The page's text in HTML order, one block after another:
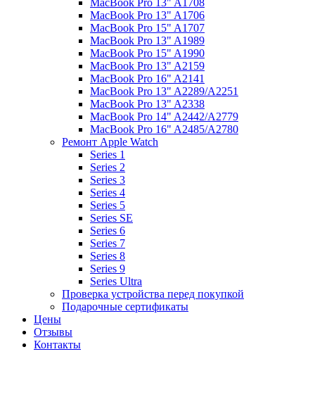
MacBook Pro 13" A1708
MacBook Pro 13" A1706
MacBook Pro 15" A1707
MacBook Pro 13" A1989
MacBook Pro 15" A1990
MacBook Pro 13" A2159
MacBook Pro 16" A2141
MacBook Pro 13" A2289/A2251
MacBook Pro 13" A2338
MacBook Pro 14" A2442/A2779
MacBook Pro 16" A2485/A2780
Ремонт Apple Watch
Series 1
Series 2
Series 3
Series 4
Series 5
Series SE
Series 6
Series 7
Series 8
Series 9
Series Ultra
Проверка устройства перед покупкой
Подарочные сертификаты
Цены
Отзывы
Контакты